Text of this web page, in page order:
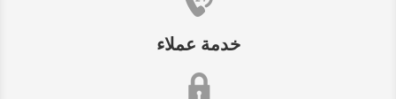
خدمة عملاء